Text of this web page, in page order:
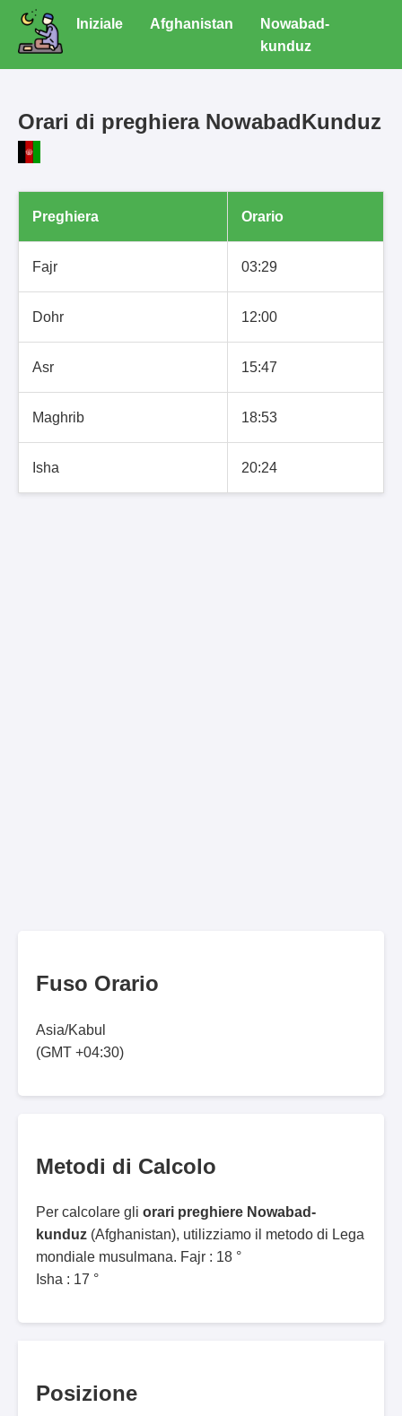
Iniziale Afghanistan
Nowabad-
kunduz
Orari di preghiera NowabadKunduz
Preghiera Orario
Fajr 03:29
Dohr 12:00
Asr 15:47
Maghrib 18:53
Isha 20:24
Fuso Orario
Asia/Kabul
(GMT +04:30)
Metodi di Calcolo
Per calcolare gli orari preghiere Nowabad-
kunduz (Afghanistan), utilizziamo il metodo di Lega
mondiale musulmana. Fajr : 18 °
Isha : 17 °
Posizione